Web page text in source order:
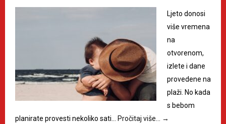
Ljeto donosi
više vremena
na
otvorenom,
izlete i dane
provedene na
plaži. No kada
s bebom
planirate provesti nekoliko sati…
Pročitaj više… →